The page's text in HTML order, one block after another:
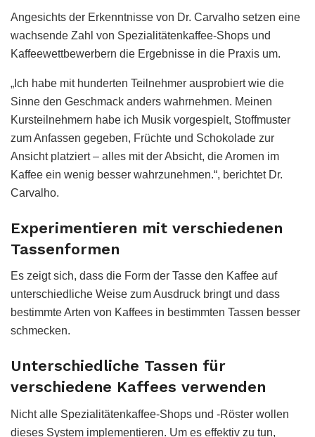
Angesichts der Erkenntnisse von Dr. Carvalho setzen eine
wachsende Zahl von Spezialitätenkaffee-Shops und
Kaffeewettbewerbern die Ergebnisse in die Praxis um.
„Ich habe mit hunderten Teilnehmer ausprobiert wie die
Sinne den Geschmack anders wahrnehmen. Meinen
Kursteilnehmern habe ich Musik vorgespielt, Stoffmuster
zum Anfassen gegeben, Früchte und Schokolade zur
Ansicht platziert – alles mit der Absicht, die Aromen im
Kaffee ein wenig besser wahrzunehmen.“, berichtet Dr.
Carvalho.
Experimentieren mit verschiedenen
Tassenformen
Es zeigt sich, dass die Form der Tasse den Kaffee auf
unterschiedliche Weise zum Ausdruck bringt und dass
bestimmte Arten von Kaffees in bestimmten Tassen besser
schmecken.
Unterschiedliche Tassen für
verschiedene Kaffees verwenden
Nicht alle Spezialitätenkaffee-Shops und -Röster wollen
dieses System implementieren. Um es effektiv zu tun,